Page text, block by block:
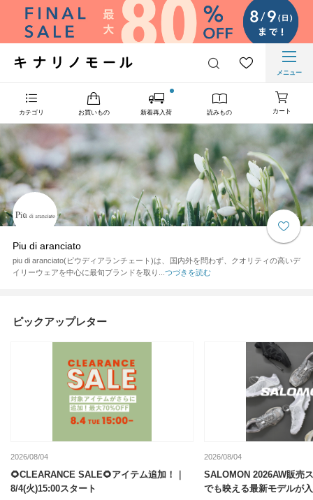
メニュー
カテゴリ お買いもの 新着再入荷 読みもの カート
Piu di aranciato
piu di aranciato(ピウディアランチェート)は、国内外を問わず、クオリティの高いデ
イリーウェアを中心に最旬ブランドを取り... つづきを読む
ピックアップレター
2026/08/04
🌻CLEARANCE SALE🌻アイテム追加！｜
8/4(火)15:00スタート
2026/08/04
SALOMON 2026AW販売
でも映える最新モデルが